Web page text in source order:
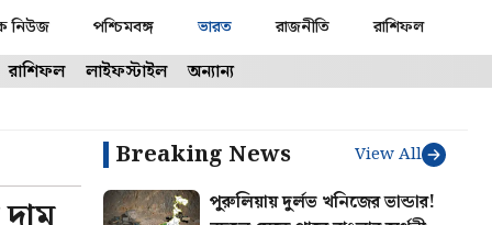
নিউজ পশ্চিমবঙ্গ ভারত রাজনীতি রাশিফল
রাশিফল লাইফস্টাইল অন্যান্য
Breaking News View All
পুরুলিয়ায় দুর্লভ খনিজের ভান্ডার!